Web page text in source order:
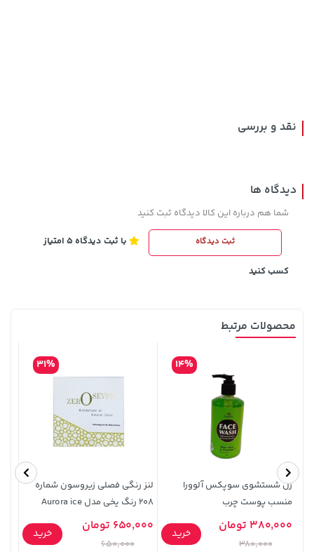
659,900
خرید
242,000 تومان
315,900 تومان
نقد و بررسی
دیدگاه ها
شما هم درباره این کالا دیدگاه ثبت کنید
ثبت دیدگاه با ثبت دیدگاه 5 امتیاز
کسب کنید
محصولات مرتبط
ژل شستشوی سوپکس آلوورا
منسب پوست چرب
14%
380,000 تومان
380,000
خرید
لنز رنگی فصلی زیروسون شماره
208 رنگ یخی مدل Aurora ice
31%
650,000 تومان
650,000
خرید